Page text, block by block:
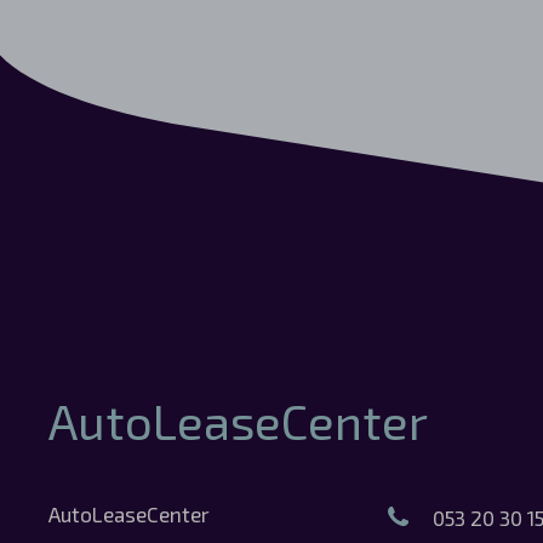
AutoLeaseCenter
AutoLeaseCenter 053 20 30